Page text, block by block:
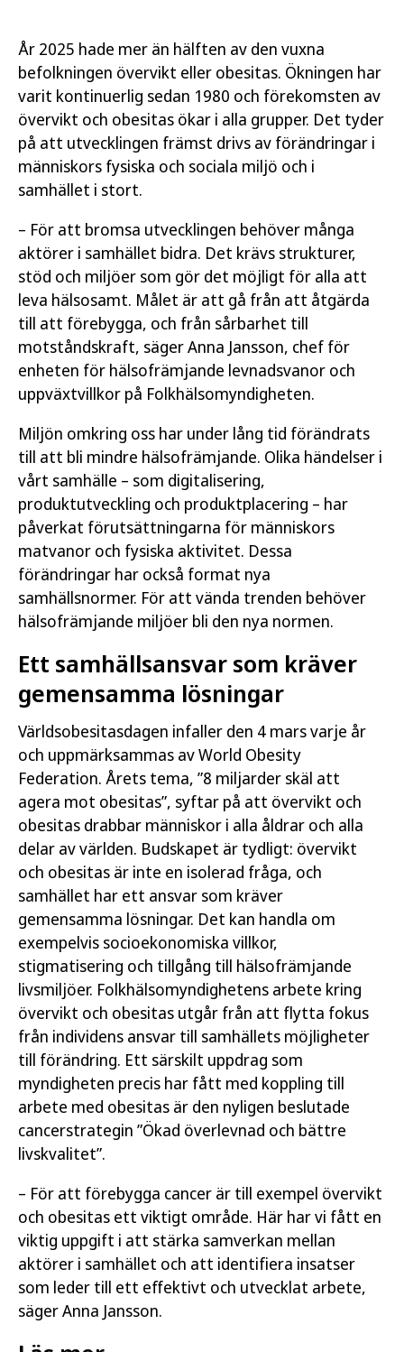
År 2025 hade mer än hälften av den vuxna
befolkningen övervikt eller obesitas. Ökningen har
varit kontinuerlig sedan 1980 och förekomsten av
övervikt och obesitas ökar i alla grupper. Det tyder
på att utvecklingen främst drivs av förändringar i
människors fysiska och sociala miljö och i
samhället i stort.
– För att bromsa utvecklingen behöver många
aktörer i samhället bidra. Det krävs strukturer,
stöd och miljöer som gör det möjligt för alla att
leva hälsosamt. Målet är att gå från att åtgärda
till att förebygga, och från sårbarhet till
motståndskraft, säger Anna Jansson, chef för
enheten för hälsofrämjande levnadsvanor och
uppväxtvillkor på Folkhälsomyndigheten.
Miljön omkring oss har under lång tid förändrats
till att bli mindre hälsofrämjande. Olika händelser i
vårt samhälle – som digitalisering,
produktutveckling och produktplacering – har
påverkat förutsättningarna för människors
matvanor och fysiska aktivitet. Dessa
förändringar har också format nya
samhällsnormer. För att vända trenden behöver
hälsofrämjande miljöer bli den nya normen.
Ett samhällsansvar som kräver
gemensamma lösningar
Världsobesitasdagen infaller den 4 mars varje år
och uppmärksammas av World Obesity
Federation. Årets tema, ”8 miljarder skäl att
agera mot obesitas”, syftar på att övervikt och
obesitas drabbar människor i alla åldrar och alla
delar av världen. Budskapet är tydligt: övervikt
och obesitas är inte en isolerad fråga, och
samhället har ett ansvar som kräver
gemensamma lösningar. Det kan handla om
exempelvis socioekonomiska villkor,
stigmatisering och tillgång till hälsofrämjande
livsmiljöer. Folkhälsomyndighetens arbete kring
övervikt och obesitas utgår från att flytta fokus
från individens ansvar till samhällets möjligheter
till förändring. Ett särskilt uppdrag som
myndigheten precis har fått med koppling till
arbete med obesitas är den nyligen beslutade
cancerstrategin ”Ökad överlevnad och bättre
livskvalitet”.
– För att förebygga cancer är till exempel övervikt
och obesitas ett viktigt område. Här har vi fått en
viktig uppgift i att stärka samverkan mellan
aktörer i samhället och att identifiera insatser
som leder till ett effektivt och utvecklat arbete,
säger Anna Jansson.